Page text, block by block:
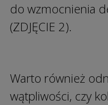
do wzmocnienia
(ZDJĘCIE 2).
Warto również
wątpliwości, czy